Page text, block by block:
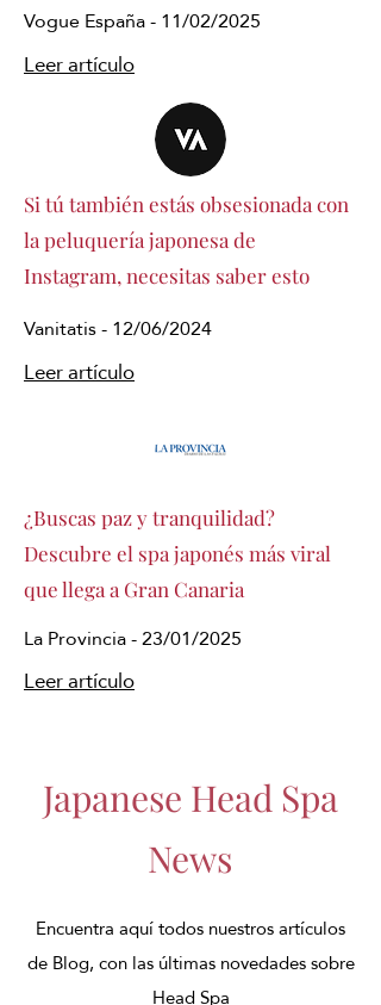
Vogue España - 11/02/2025
Leer artículo
Si tú también estás obsesionada con
la peluquería japonesa de
Instagram, necesitas saber esto
Vanitatis - 12/06/2024
Leer artículo
¿Buscas paz y tranquilidad?
Descubre el spa japonés más viral
que llega a Gran Canaria
La Provincia - 23/01/2025
Leer artículo
Japanese Head Spa
News
Encuentra aquí todos nuestros artículos
de Blog, con las últimas novedades sobre
Head Spa